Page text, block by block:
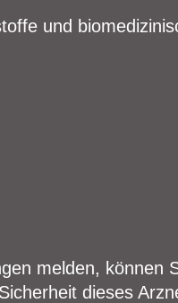
und
melden, können
dieses